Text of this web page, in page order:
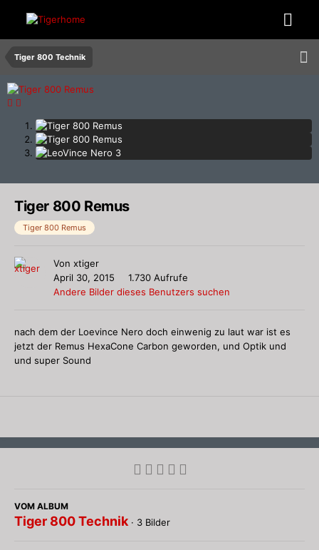
Tiger 800 Technik
Tiger 800 Remus
Tiger 800 Remus
Von xtiger
April 30, 2015
1.730 Aufrufe
Andere Bilder dieses Benutzers suchen
nach dem der Loevince Nero doch einwenig zu laut war ist es
jetzt der Remus HexaCone Carbon geworden, und Optik und
und super Sound
VOM ALBUM
Tiger 800 Technik · 3 Bilder